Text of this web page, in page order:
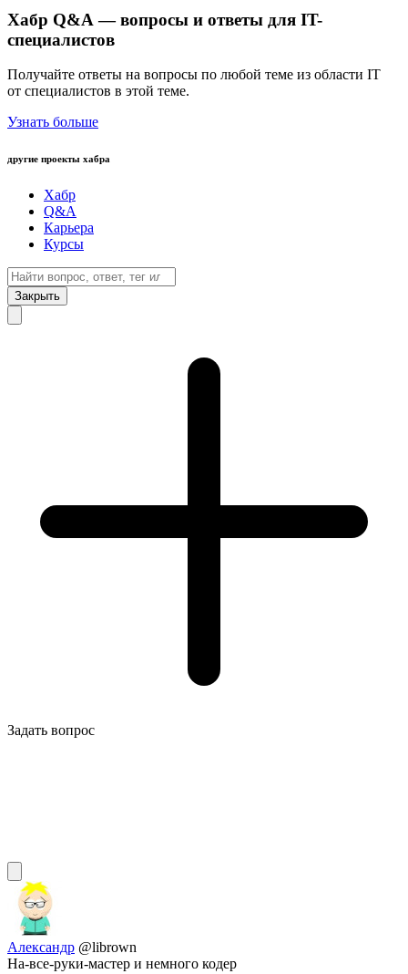
Хабр Q&A — вопросы и ответы для IT-
специалистов
Получайте ответы на вопросы по любой теме из области IT
от специалистов в этой теме.
Узнать больше
другие проекты хабра
Хабр
Q&A
Карьера
Курсы
Закрыть
Задать вопрос
Александр @librown
На-все-руки-мастер и немного кодер